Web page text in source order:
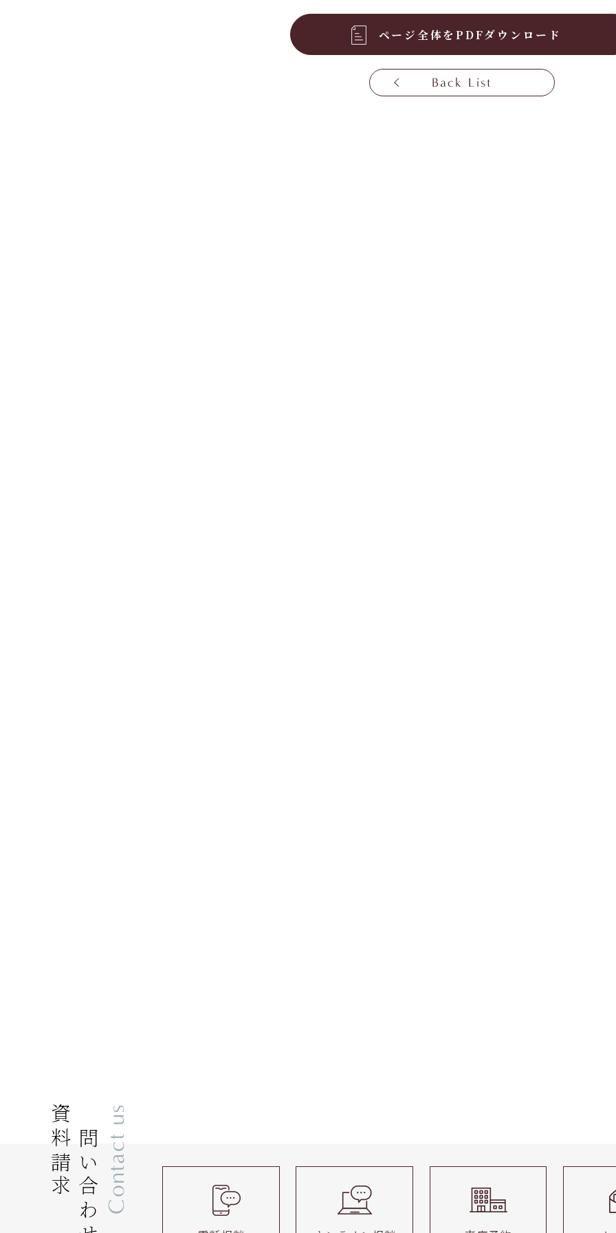
ページ全体をPDFダウンロード
Back List
Contact us
お問い合わせ
資料請求